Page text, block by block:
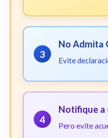
3
No Admita
Evite
4
Notifique a
Pero evite